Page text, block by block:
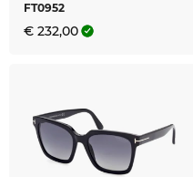
FT0952
€ 232,00